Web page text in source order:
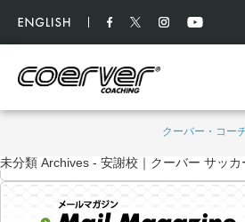
クーバー・コー
未分類 Archives - 安謝校｜クーバー サッカ